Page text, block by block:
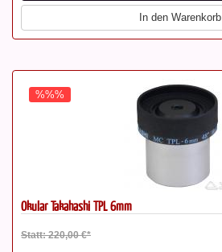
In den Warenkorb
%%%
Okular Takahashi TPL 6mm
Statt: 220,00 €*